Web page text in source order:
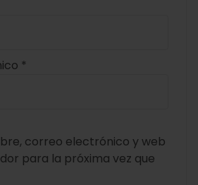
*
correo electrónico y web
para la próxima vez que